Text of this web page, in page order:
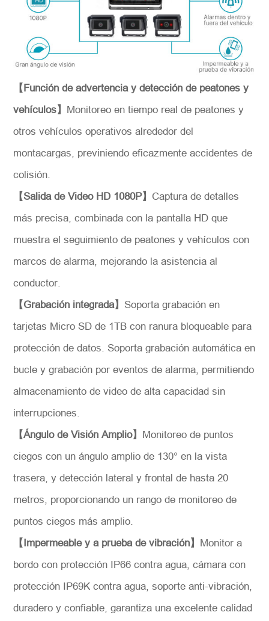
Descripción*
【Función de advertencia y detección de peatones y
vehículos】 Monitoreo en tiempo real de peatones y
otros vehículos operativos alrededor del
montacargas, previniendo eficazmente accidentes de
colisión.
【Salida de Video HD 1080P】 Captura de detalles
más precisa, combinada con la pantalla HD que
muestra el seguimiento de peatones y vehículos con
marcos de alarma, mejorando la asistencia al
conductor.
【Grabación integrada】Soporta grabación en
tarjetas Micro SD de 1TB con ranura bloqueable para
protección de datos. Soporta grabación automática en
bucle y grabación por eventos de alarma, permitiendo
almacenamiento de video de alta capacidad sin
interrupciones.
【Ángulo de Visión Amplio】 Monitoreo de puntos
ciegos con un ángulo amplio de 130° en la vista
trasera, y detección lateral y frontal de hasta 20
metros, proporcionando un rango de monitoreo de
puntos ciegos más amplio.
【Impermeable y a prueba de vibración】 Monitor a
bordo con protección IP66 contra agua, cámara con
protección IP69K contra agua, soporte anti-vibración,
duradero y confiable, garantiza una excelente calidad